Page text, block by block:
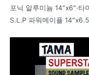
포닉 알루미늄 14″x6″·
S.L.P 파워메이플